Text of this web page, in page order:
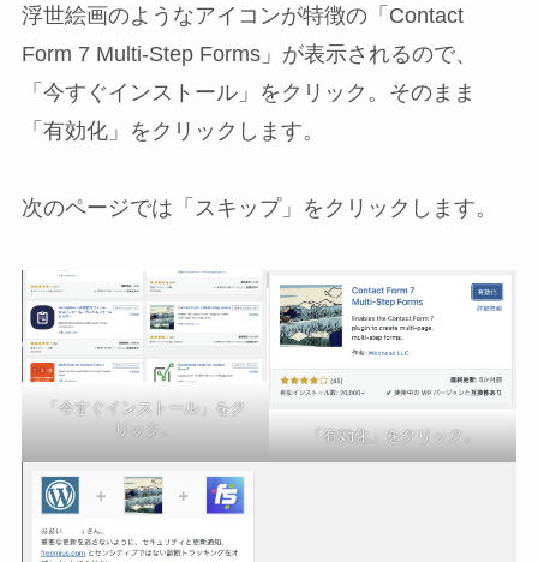
浮世絵画のようなアイコンが特徴の「Contact
Form 7 Multi-Step Forms」が表示されるので、
「今すぐインストール」をクリック。そのまま
「有効化」をクリックします。
次のページでは「スキップ」をクリックします。
「今すぐインストール」をク
リック。
「有効化」をクリック。